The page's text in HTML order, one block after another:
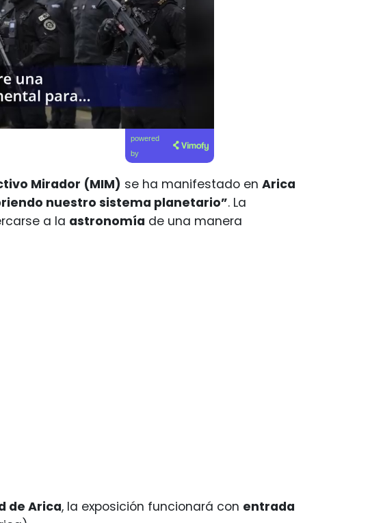
powered
by
Mirador (MIM) se ha manifestado en Arica
nuestro sistema planetario”. La
a la astronomía de una manera
de Arica, la exposición funcionará con entrada